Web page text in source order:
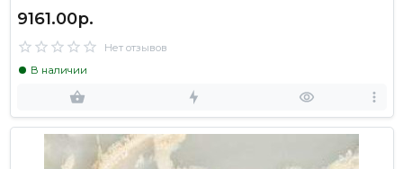
9161.00р.
Нет отзывов
В наличии